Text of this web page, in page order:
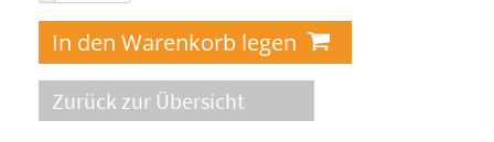
Zurück zur Übersicht